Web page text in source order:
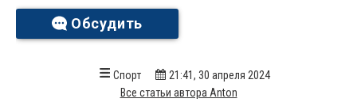
Обсудить
Спорт
21:41, 30 апреля 2024
Все статьи автора Anton